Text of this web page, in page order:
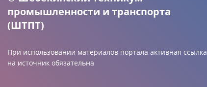
промышленности и транспорта
(ШТПТ)
При использовании материалов портала активная ссылка
на источник обязательна